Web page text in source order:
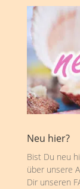
Neu hier?
Bist Du neu
über unsere
Dir unseren